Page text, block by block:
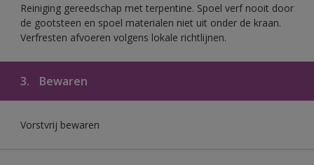
Reiniging gereedschap met terpentine. Spoel verf nooit door
de gootsteen en spoel materialen niet uit onder de kraan.
Verfresten afvoeren volgens lokale richtlijnen.
3. Bewaren
Vorstvrij bewaren